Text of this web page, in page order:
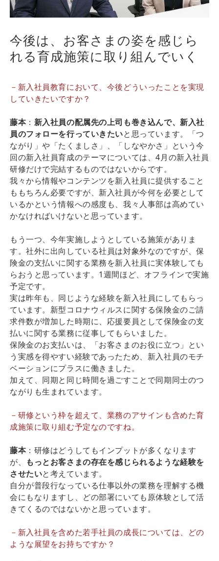
今後は、お客さまの姿を感じら
れる育成施策に取り組んでいく
－新入社員教育において、今後どういったことを実現
していきたいですか？
藤本： 新入社員の配属先の上司も巻き込んで、新入社
員のフォローを行っていきたいと思っています。「つ
ながり」や「たくましさ」、「しなやかさ」という今
回の新入社員育成のテーマについては、4月の新入社員
研修だけで完結するものではないからです。
我々から情報やコンテンツを新入社員に提供すること
ももちろん必要ですが、新入社員が今何を必要として
いるかという情報への感度も、我々人事部は高めてい
かなければいけないと思っています。
もう一つ、今年実施しようとしている施策がありま
す。社外に出向している社員は対象外なのですが、保
険金の支払いに関する業務を新入社員に実体験しても
らおうと思っています。1週間ほど、オフラインで実施
予定です。
実は昨年も、同じような経験を新入社員にしてもらっ
ています。新型コロナウィルスに関する保険金のご請
求件数が増加した時期に、応援要員として保険金の支
払いに関する業務に従事してもらいました。
保険金のお支払いは、「お客さまのお役に立つ」とい
う実感を得やすい経験であったため、新入社員のモチ
ベーションにプラスに働きました。
加えて、同期と同じ時間を過ごすことで同期同士のつ
ながりも生まれています。
－研修という枠を超えて、業務のアサインも含めた育
成施策に取り組む予定なのですね。
藤本：研修はどうしてもインプットが多くなります
が、
もっとお客さまの存在を感じられるような経験を
させたいと考えています。
自分が普段行なっている仕事以外の業務を理解する機
会にもなりますし、どの部署にいても原体験として活
きてくるのではないかと思っています。
－新入社員を含めた若手社員の成長については、どの
ような展望をお持ちですか？